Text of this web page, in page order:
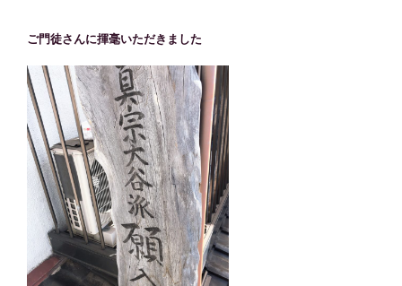
ご門徒さんに揮毫いただきました